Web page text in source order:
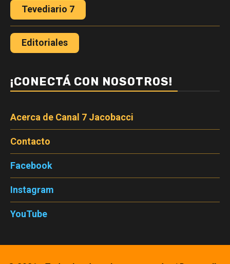
Tevediario 7
Editoriales
¡CONECTÁ CON NOSOTROS!
Acerca de Canal 7 Jacobacci
Contacto
Facebook
Instagram
YouTube